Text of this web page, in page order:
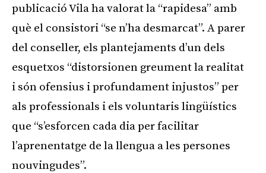
publicació Vila ha valorat la “rapidesa” amb
què el consistori “se n’ha desmarcat”. A parer
del conseller, els plantejaments d’un dels
esquetxos “distorsionen greument la realitat
i són ofensius i profundament injustos” per
als professionals i els voluntaris lingüístics
que “s’esforcen cada dia per facilitar
l’aprenentatge de la llengua a les persones
nouvingudes”.